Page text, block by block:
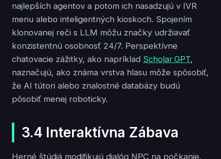
najlepších agentov a potom ich nasadzujú v IVR
menu alebo inteligentných kioskoch. Spojením
klonovanej reči s LLM môžu značky udržiavať
konzistentnú osobnosť 24/7. Perspektívne
chatovacie zážitky, ako napríklad Scholar GPT,
naznačujú, ako známa vrstva hlasu môže spôsobiť,
že AI tútori alebo znalostné databázy budú
pôsobiť menej roboticky.
3.4 Interaktívna Zábava
Herné štúdiá modifikujú dialóg NPC na počkanie,